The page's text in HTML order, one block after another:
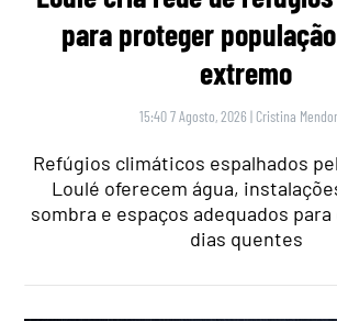
para proteger
extremo
15:40 7 Agosto, 2026 | Cristina
Refúgios climáticos espalhados
Loulé oferecem água,
sombra e espaços adequados
dias quentes